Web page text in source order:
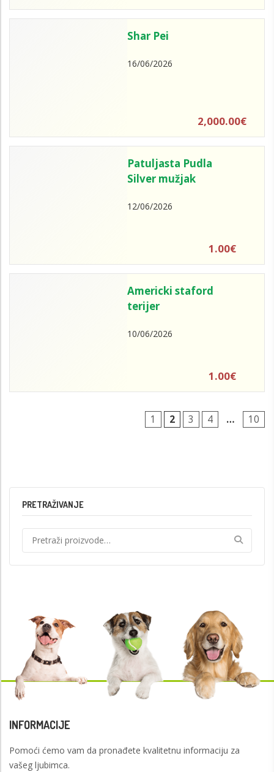
Shar Pei
16/06/2026
2,000.00€
Patuljasta Pudla
Silver mužjak
12/06/2026
1.00€
Americki staford
terijer
10/06/2026
1.00€
1 2 3 4 … 10
PRETRAŽIVANJE
INFORMACIJE
Pomoći ćemo vam da pronađete kvalitetnu informaciju za
vašeg ljubimca.